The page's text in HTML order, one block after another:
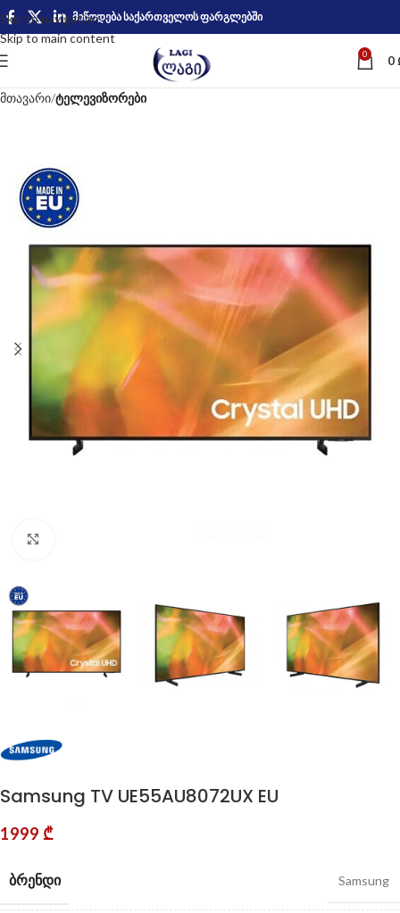
Skip to navigation
Skip to main content
მიწოდება საქართველოს ფარგლებში
0 0
მთავარი ტელევიზორები
Samsung TV UE55AU8072UX EU
1999 ₾
ᲑᲠᲔᲜᲓᲘ Samsung